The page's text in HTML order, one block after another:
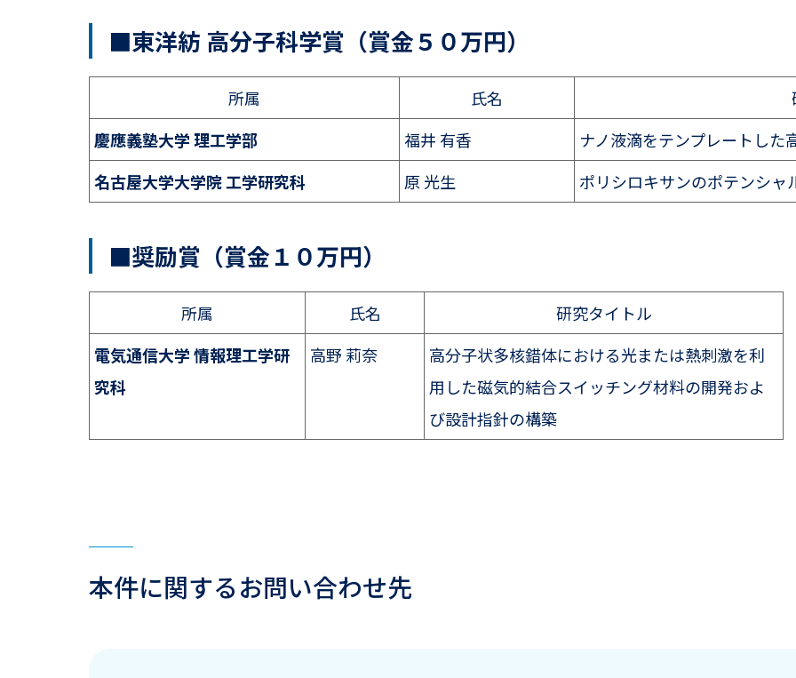
■東洋紡 高分子科学賞（賞金５０万円）
所属 氏名
慶應義塾大学 理工学部
福井 有香
ナノ液滴をテンプレートした
名古屋大学大学院 工学研究科
原 光生 ポリシロキサンのポテンシャ
■奨励賞（賞金１０万円）
所属 氏名
研究タイトル
電気通信大学 情報理工学研
究科
高野 莉奈
高分子状多核錯体における光または熱刺激を利
用した磁気的結合スイッチング材料の開発およ
び設計指針の構築
本件に関するお問い合わせ先